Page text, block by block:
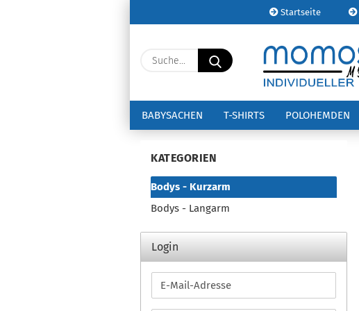
Startseite
Suche...
BABYSACHEN T-SHIRTS POLOHEMDEN
KATEGORIEN
Bodys - Kurzarm
Bodys - Langarm
Login
E-
Mail-